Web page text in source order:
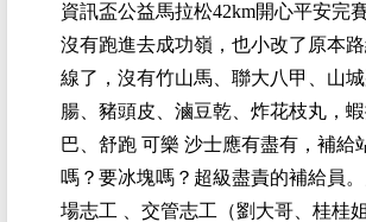
資訊盃公益馬拉松42km開心平安完
沒有跑進去成功嶺，也小改了原本
線了，沒有竹山馬、聯大八甲、山
腸、豬頭皮、滷豆乾、炸花枝丸，
巴、舒跑 可樂 沙士應有盡有，補給
嗎？要冰塊嗎？超級盡責的補給員
場志工
、交管志工（劉大哥、桂